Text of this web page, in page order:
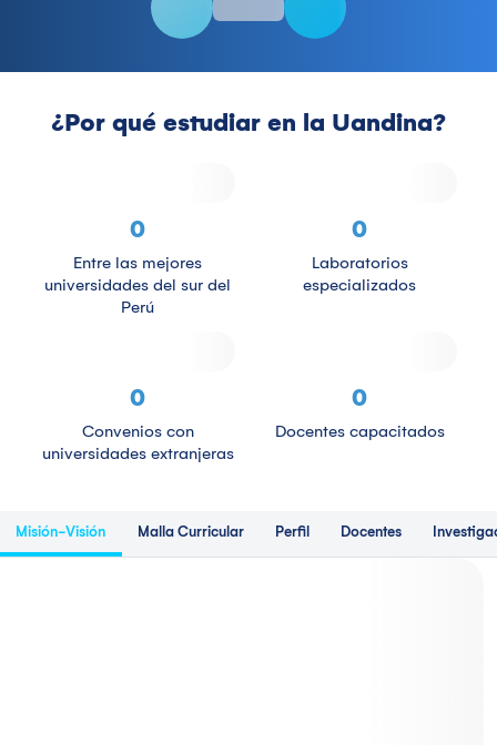
¿Por qué estudiar en la Uandina?
0
Entre las mejores
universidades del sur del
Perú
0
Laboratorios
especializados
0
Convenios con
universidades extranjeras
0
Docentes capacitados
Misión-Visión Malla Curricular Perfil Docentes